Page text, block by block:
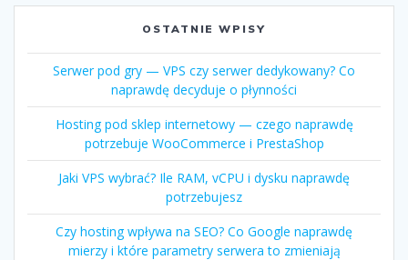
OSTATNIE WPISY
Serwer pod gry — VPS czy serwer dedykowany? Co
naprawdę decyduje o płynności
Hosting pod sklep internetowy — czego naprawdę
potrzebuje WooCommerce i PrestaShop
Jaki VPS wybrać? Ile RAM, vCPU i dysku naprawdę
potrzebujesz
Czy hosting wpływa na SEO? Co Google naprawdę
mierzy i które parametry serwera to zmieniają